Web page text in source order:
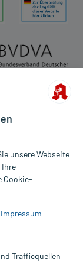
für
Arzt. Bitte
benutzt
Hinweise in
unsere Webseite
Ihre
Cookie-
Impressum
Trafficquellen